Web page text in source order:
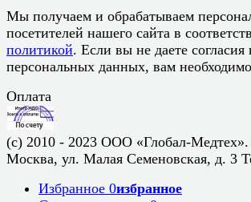
Мы получаем и обрабатываем
посетителей нашего сайта в
политикой. Если вы не даете согласия
персональных данных, вам
Оплата
(c) 2010 - 2023 ООО «Глобал-Медтех».
Москва, ул. Малая Семеновская, д. 3
Избранное 0избранное